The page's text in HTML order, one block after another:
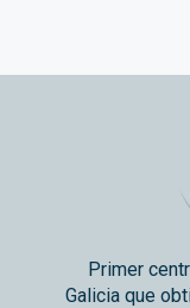
Primer
Galicia que